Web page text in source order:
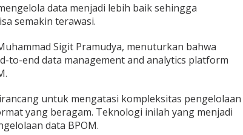
data menjadi lebih baik sehingga
semakin terawasi.
Sigit Pramudya, menuturkan bahwa
to-end data management and analytics platform
untuk mengatasi kompleksitas pengelolaan
yang beragam. Teknologi inilah yang menjadi
data BPOM.